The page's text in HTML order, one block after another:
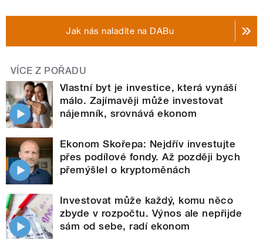
Jak nás naladíte na DABu
VÍCE Z POŘADU
Vlastní byt je investice, která vynáší
málo. Zajímavěji může investovat
nájemník, srovnává ekonom
Ekonom Skořepa: Nejdřív investujte
přes podílové fondy. Až později bych
přemýšlel o kryptoměnách
Investovat může každý, komu něco
zbyde v rozpočtu. Výnos ale nepřijde
sám od sebe, radí ekonom